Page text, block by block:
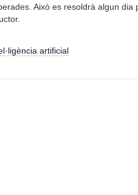
Això es resoldrà algun dia
artificial